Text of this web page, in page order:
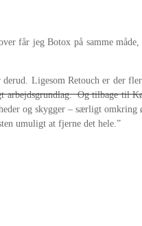
får jeg Botox på samme
Ligesom Retouch er der
arbejdsgrundlag. Og tilbage til
og skygger – særligt
umuligt at fjerne det hele.”